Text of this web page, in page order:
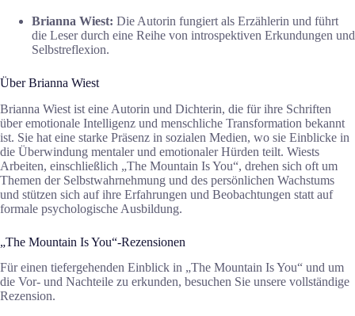
Brianna Wiest: Die Autorin fungiert als Erzählerin und führt
die Leser durch eine Reihe von introspektiven Erkundungen und
Selbstreflexion.
Über Brianna Wiest
Brianna Wiest ist eine Autorin und Dichterin, die für ihre Schriften
über emotionale Intelligenz und menschliche Transformation bekannt
ist. Sie hat eine starke Präsenz in sozialen Medien, wo sie Einblicke in
die Überwindung mentaler und emotionaler Hürden teilt. Wiests
Arbeiten, einschließlich „The Mountain Is You“, drehen sich oft um
Themen der Selbstwahrnehmung und des persönlichen Wachstums
und stützen sich auf ihre Erfahrungen und Beobachtungen statt auf
formale psychologische Ausbildung.
„The Mountain Is You“-Rezensionen
Für einen tiefergehenden Einblick in „The Mountain Is You“ und um
die Vor- und Nachteile zu erkunden, besuchen Sie unsere vollständige
Rezension.